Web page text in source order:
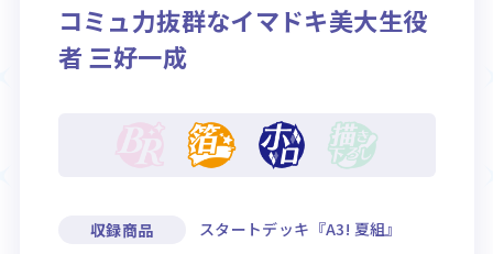
コミュ力抜群なイマドキ美大生役
者 三好一成
収録商品 スタートデッキ『A3! 夏組』